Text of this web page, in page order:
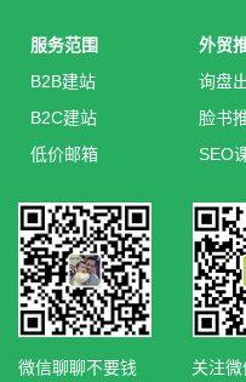
服务范围
B2B建站
B2C建站
低价邮箱
外贸
询盘
脸书
SEO
微信聊聊不要钱 关注